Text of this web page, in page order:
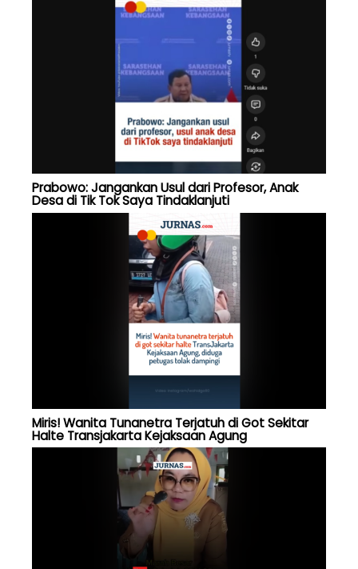
Prabowo: Jangankan Usul dari Profesor, Anak
Desa di Tik Tok Saya Tindaklanjuti
Miris! Wanita Tunanetra Terjatuh di Got Sekitar
Halte Transjakarta Kejaksaan Agung